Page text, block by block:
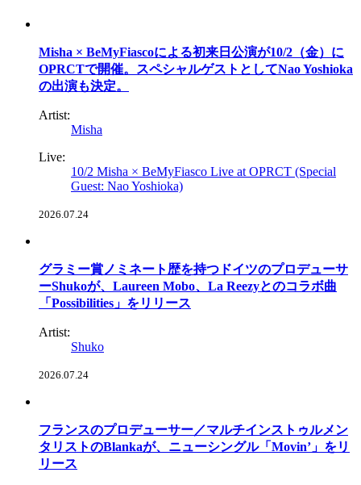
Misha × BeMyFiascoによる初来日公演が10/2（金）に
OPRCTで開催。スペシャルゲストとしてNao Yoshioka
の出演も決定。
Artist:
Misha
Live:
10/2 Misha × BeMyFiasco Live at OPRCT (Special
Guest: Nao Yoshioka)
2026.07.24
グラミー賞ノミネート歴を持つドイツのプロデューサ
ーShukoが、Laureen Mobo、La Reezyとのコラボ曲
「Possibilities」をリリース
Artist:
Shuko
2026.07.24
フランスのプロデューサー／マルチインストゥルメン
タリストのBlankaが、ニューシングル「Movin’」をリ
リース